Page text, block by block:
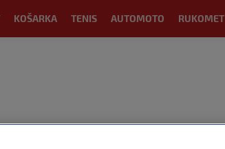
KOŠARKA TENIS AUTOMOTO RUKOMET